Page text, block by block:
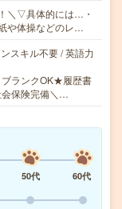
＼▽具体的には…・
や体操などのレ…
スキル不要 / 英語力
ランクOK★履歴書
保険完備＼…
50代
60代